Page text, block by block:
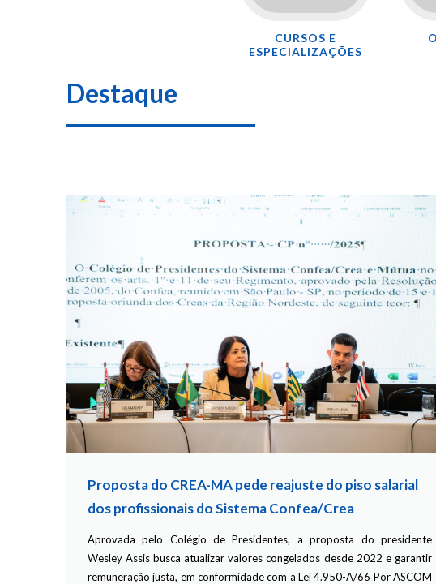
CURSOS E
ESPECIALIZAÇÕES
Destaque
Proposta do CREA-MA pede reajuste do piso salarial
dos profissionais do Sistema Confea/Crea
Aprovada pelo Colégio de Presidentes, a proposta do presidente
Wesley Assis busca atualizar valores congelados desde 2022 e garantir
remuneração justa, em conformidade com a Lei 4.950-A/66 Por ASCOM